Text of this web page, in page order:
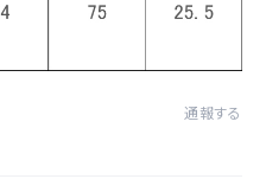
通報する